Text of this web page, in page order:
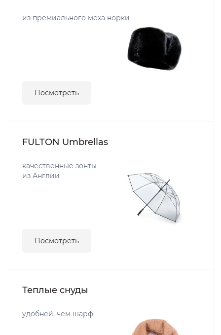
из премиального меха норки
Посмотреть
FULTON Umbrellas
качественные зонты
из Англии
Посмотреть
Теплые снуды
удобней, чем шарф